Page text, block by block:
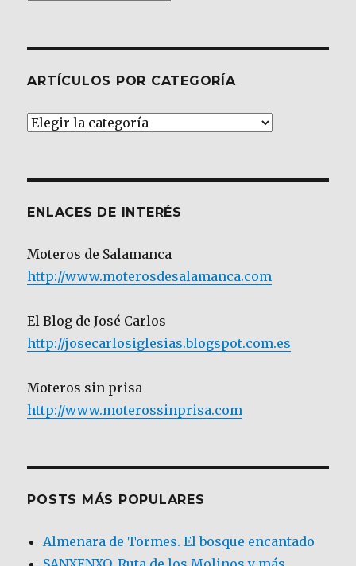
ARTÍCULOS POR CATEGORÍA
Artículos
ENLACES DE INTERÉS
Moteros de Salamanca
http://www.moterosdesalamanca.com
El Blog de José Carlos
http://josecarlosiglesias.blogspot.com.es
Moteros sin prisa
http://www.moterossinprisa.com
POSTS MÁS POPULARES
Almenara de Tormes. El bosque encantado